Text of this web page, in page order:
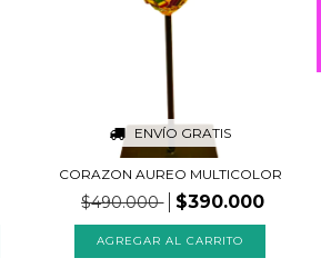
ENVÍO GRATIS
CORAZON AUREO MULTICOLOR
$490.000 $390.000